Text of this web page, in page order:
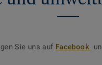
Sie uns auf Facebook